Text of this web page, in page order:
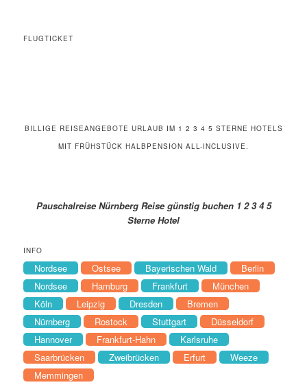
FLUGTICKET
BILLIGE REISEANGEBOTE URLAUB IM 1 2 3 4 5 STERNE HOTELS
MIT FRÜHSTÜCK HALBPENSION ALL-INCLUSIVE.
Pauschalreise Nürnberg Reise günstig buchen 1 2 3 4 5
Sterne Hotel
INFO
Nordsee Ostsee Bayerischen Wald
Berlin
Nordsee
Hamburg Frankfurt
München
Köln
Leipzig Dresden
Bremen
Nürnberg
Rostock Stuttgart
Düsseldorf
Hannover
Frankfurt-Hahn
Karlsruhe
Saarbrücken
Zweibrücken Erfurt
Weeze
Memmingen